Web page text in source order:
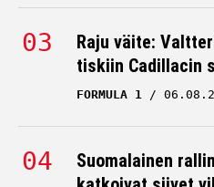
Raju väite:
tiskiin Cadillacin
FORMULA 1
Suomalainen